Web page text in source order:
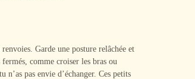
Garde une posture relâchée et
comme croiser les bras ou
n’as pas envie d’échanger. Ces petits